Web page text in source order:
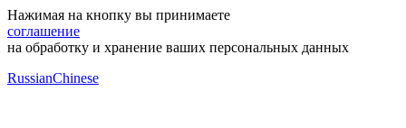
Нажимая на кнопку вы принимаете
соглашение
на обработку и хранение ваших персональных данных
RussianChinese